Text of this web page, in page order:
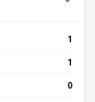
1
1
0